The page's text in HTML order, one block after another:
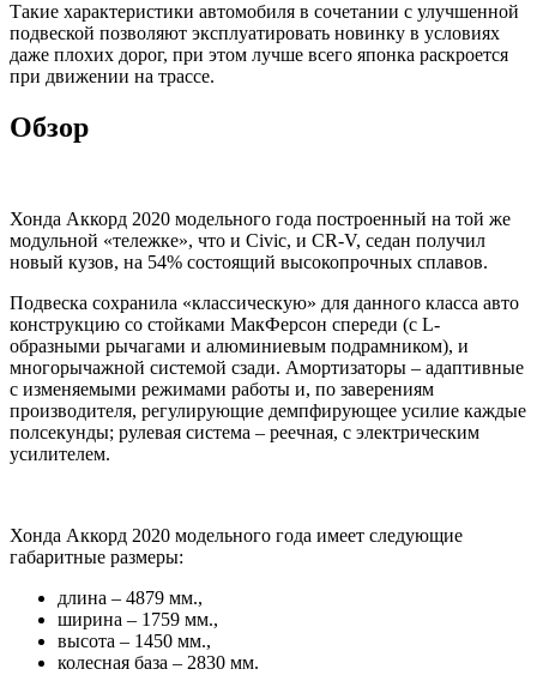
Такие характеристики автомобиля в сочетании с улучшенной
подвеской позволяют эксплуатировать новинку в условиях
даже плохих дорог, при этом лучше всего японка раскроется
при движении на трассе.
Обзор
Хонда Аккорд 2020 модельного года построенный на той же
модульной «тележке», что и Civic, и CR-V, седан получил
новый кузов, на 54% состоящий высокопрочных сплавов.
Подвеска сохранила «классическую» для данного класса авто
конструкцию со стойками МакФерсон спереди (с L-
образными рычагами и алюминиевым подрамником), и
многорычажной системой сзади. Амортизаторы – адаптивные
с изменяемыми режимами работы и, по заверениям
производителя, регулирующие демпфирующее усилие каждые
полсекунды; рулевая система – реечная, с электрическим
усилителем.
Хонда Аккорд 2020 модельного года имеет следующие
габаритные размеры:
длина – 4879 мм.,
ширина – 1759 мм.,
высота – 1450 мм.,
колесная база – 2830 мм.